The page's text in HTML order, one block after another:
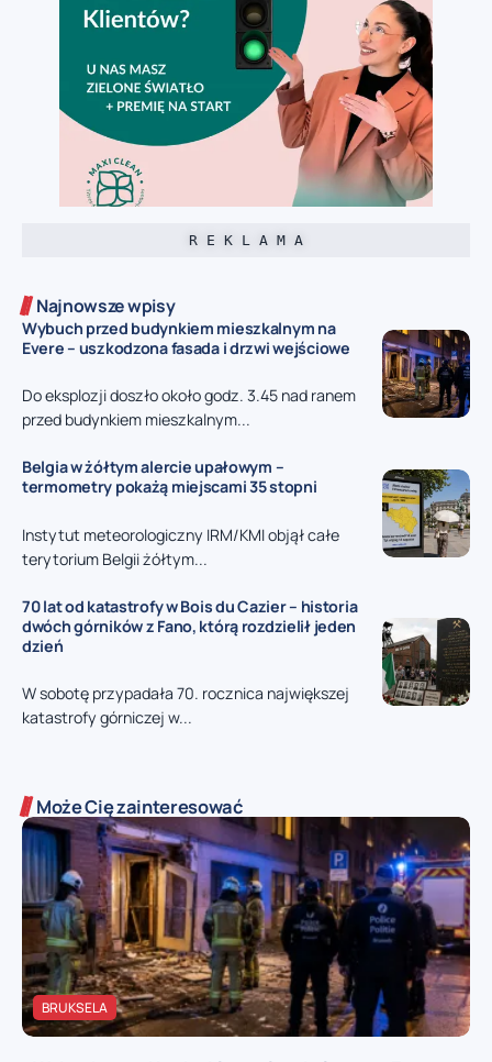
R E K L A M A
Najnowsze wpisy
Wybuch przed budynkiem mieszkalnym na
Evere – uszkodzona fasada i drzwi wejściowe
Do eksplozji doszło około godz. 3.45 nad ranem
przed budynkiem mieszkalnym...
Belgia w żółtym alercie upałowym –
termometry pokażą miejscami 35 stopni
Instytut meteorologiczny IRM/KMI objął całe
terytorium Belgii żółtym...
70 lat od katastrofy w Bois du Cazier – historia
dwóch górników z Fano, którą rozdzielił jeden
dzień
W sobotę przypadała 70. rocznica największej
katastrofy górniczej w...
Może Cię zainteresować
BRUKSELA